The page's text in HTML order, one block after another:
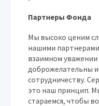
Партнеры Фонда
Мы высоко ценим
нашими
взаимном
доброжелательны
сотрудничеству.
это наш принцип.
стараемся, чтобы